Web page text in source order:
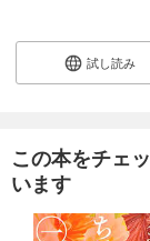
試し読み
この本をチェ
います